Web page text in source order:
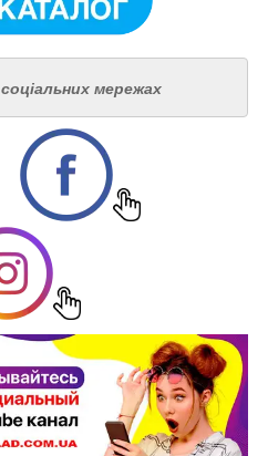
соціальних мережах